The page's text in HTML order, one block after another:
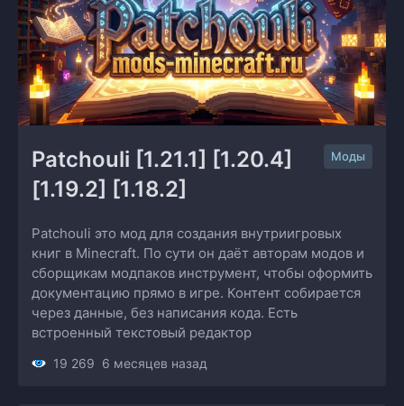
Patchouli [1.21.1] [1.20.4]
[1.19.2] [1.18.2]
Моды
Patchouli это мод для создания внутриигровых
книг в Minecraft. По сути он даёт авторам модов и
сборщикам модпаков инструмент, чтобы оформить
документацию прямо в игре. Контент собирается
через данные, без написания кода. Есть
встроенный текстовый редактор
19 269 6 месяцев назад